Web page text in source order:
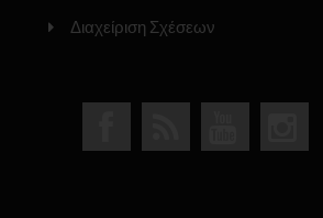
Διαχείριση Σχέσεων